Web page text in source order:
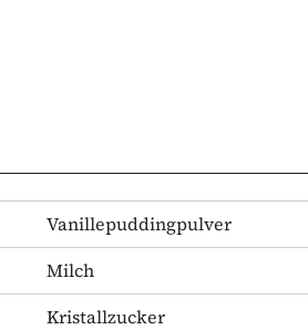
Vanillepuddingpulver
Milch
Kristallzucker